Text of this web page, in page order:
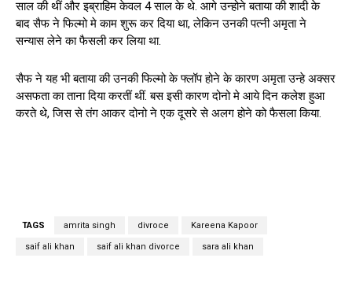
साल की थीं और इब्राहिम केवल 4 साल के थे. आगे उन्होने बताया की शादी के
बाद सैफ ने फिल्मो मे काम शुरू कर दिया था, लेकिन उनकी पत्नी अमृता ने
सन्यास लेने का फैसली कर लिया था.
सैफ ने यह भी बताया की उनकी फिल्मो के फ्लॉप होने के कारण अमृता उन्हे अक्सर
असफता का ताना दिया करतीं थीं. बस इसी कारण दोनो मे आये दिन कलेश हुआ
करते थे, जिस से तंग आकर दोनो ने एक दूसरे से अलग होने को फैसला किया.
TAGS amrita singh divroce Kareena Kapoor
saif ali khan saif ali khan divorce sara ali khan